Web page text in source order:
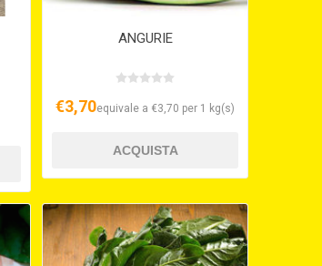
ANGURIE
€3,70equivale a €3,70 per 1 kg(s)